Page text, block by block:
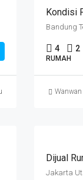
Bandung
4 2
RUMAH
Wanwan
Dijual
Jakarta